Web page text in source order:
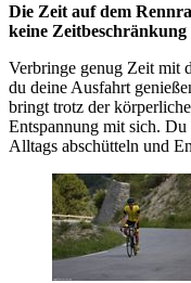
Die Zeit auf dem
keine Zeitbeschränkung
Verbringe genug Zeit mit
du deine Ausfahrt
bringt trotz der
Entspannung mit sich. Du
Alltags abschütteln und